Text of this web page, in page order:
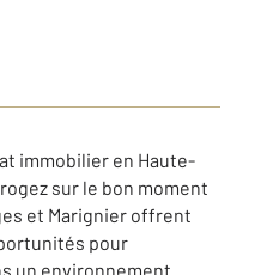
immobilier en Haute-
sur le bon moment
et Marignier offrent
pour
un environnement